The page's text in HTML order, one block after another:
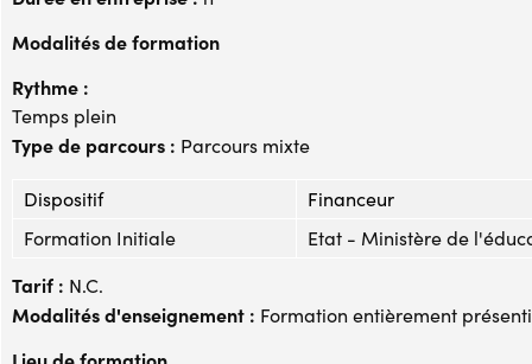
Modalités de formation
Rythme :
Temps plein
Type de parcours : Parcours mixte
Dispositif
Financeur
Formation Initiale
Etat - Ministère de
Tarif : N.C.
Modalités d'enseignement : Formation entièrement